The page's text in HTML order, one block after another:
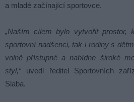
a mladé začínající sportovce.
„Naším cílem bylo vytvořit prostor,
sportovní nadšenci, tak i rodiny s
volně přístupné a nabídne široké
styl,“ uvedl ředitel Sportovních
Slaba.